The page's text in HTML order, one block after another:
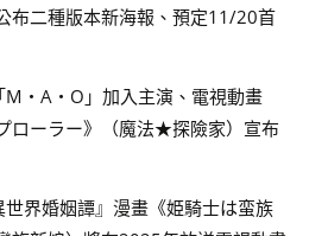
布二種版本新海報、預定11/20首
・A・O」加入主演、電視動畫
ローラー》（魔法★探險家）宣布
界婚姻譚』漫畫《姫騎士は蛮族